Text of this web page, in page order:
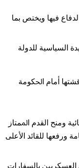
فيها ويختص بما
ﺍﻟﺴﻴﺎﺳﻴﺔ ﻟﻠﺪﻭﻟﺔ
ﺃﻣﺎﻡ ﺍﳊﻜﻮﻣﺔ
ﻭﻣﻨﺢ ﺍﻟﻘﺪﻡ ﺍﳌﻤﺘﺎﺯ
ﻭﺭﻓﻌﻬﺎ ﻟﻠﻘﺎﺋﺪ ﺍﻷﻋﻠﻰ
ﺍﻟﻌﺴﻜﺮﻳﲔ ﺑﺎﻟﺴﻔﺎﺭﺍﺕ